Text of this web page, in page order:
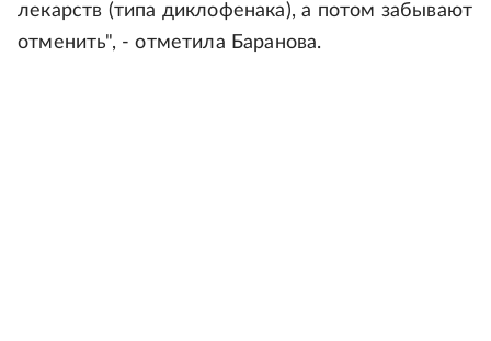
лекарств (типа диклофенака), а потом забывают
отменить", - отметила Баранова.